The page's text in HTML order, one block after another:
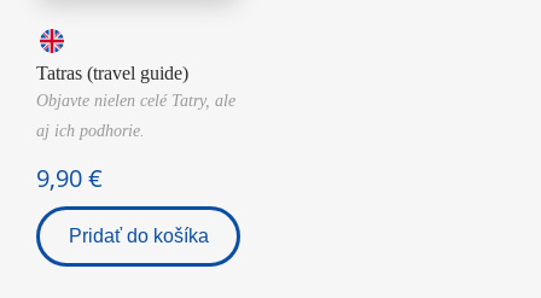
Trenčiansky kraj
Trnavský kraj
Žilinský kraj
Všetky lokality
Tatras (travel guide)
Objavte nielen celé Tatry, ale
aj ich podhorie.
9,90 €
Pridať do košíka